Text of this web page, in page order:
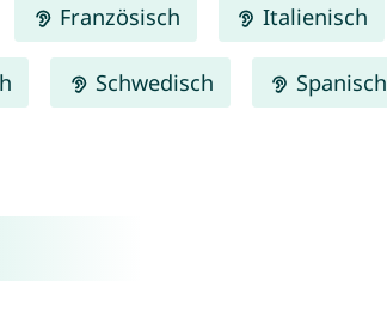
Französisch Italienisch
Schwedisch Spanisch